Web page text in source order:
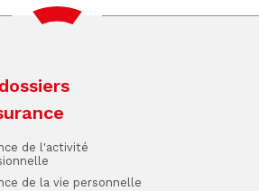
de l'activité
de la vie personnelle